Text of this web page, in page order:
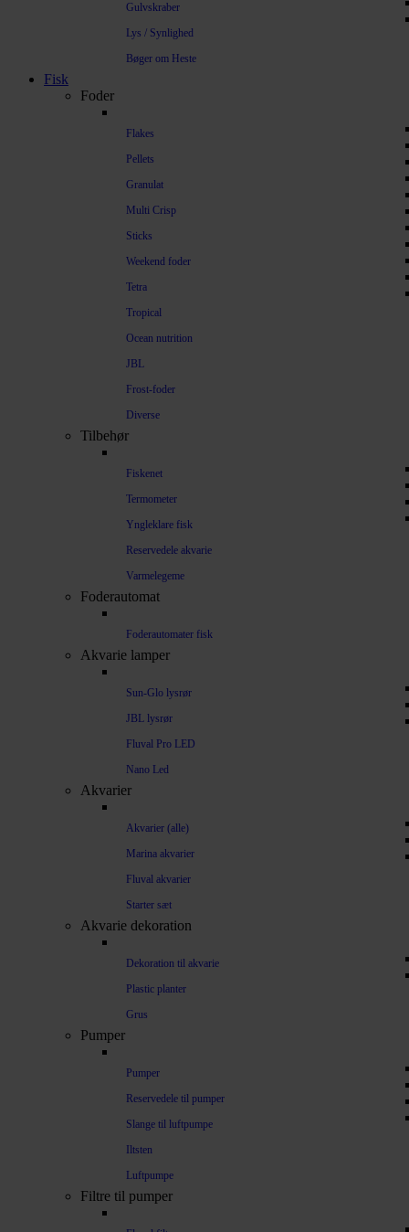
Gulvskraber
Lys / Synlighed
Bøger om Heste
Fisk
Foder
Flakes
Pellets
Granulat
Multi Crisp
Sticks
Weekend foder
Tetra
Tropical
Ocean nutrition
JBL
Frost-foder
Diverse
Tilbehør
Fiskenet
Termometer
Yngleklare fisk
Reservedele akvarie
Varmelegeme
Foderautomat
Foderautomater fisk
Akvarie lamper
Sun-Glo lysrør
JBL lysrør
Fluval Pro LED
Nano Led
Akvarier
Akvarier (alle)
Marina akvarier
Fluval akvarier
Starter sæt
Akvarie dekoration
Dekoration til akvarie
Plastic planter
Grus
Pumper
Pumper
Reservedele til pumper
Slange til luftpumpe
Iltsten
Luftpumpe
Filtre til pumper